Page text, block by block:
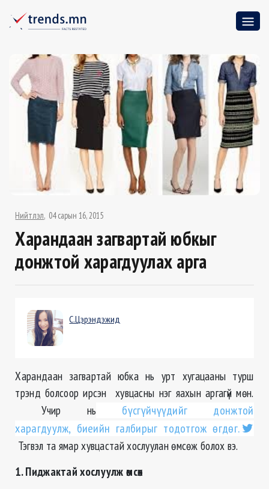
Нийтлэл 04 сарын 16, 2015
Харандаан загвартай юбкыг
донжтой харагдуулах арга
С.Цэрэндэжид
Харандаан загвартай юбка нь урт хугацааны турш
трэнд болсоор ирсэн хувцасны нэг яахын аргагүй мөн.
Учир нь бүсгүйчүүдийг донжтой
харагдуулж, биеийн галбирыг тодотгож өгдөг.
Тэгвэл та ямар хувцастай хослуулан өмсөж болох вэ.
1. Пиджактай хослуулж өмсөх